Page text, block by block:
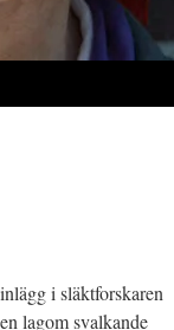
i släktforskaren
lagom svalkande